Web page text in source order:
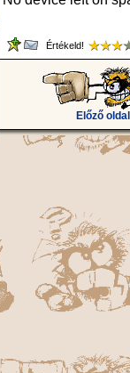
Értékeld!
Előző oldal